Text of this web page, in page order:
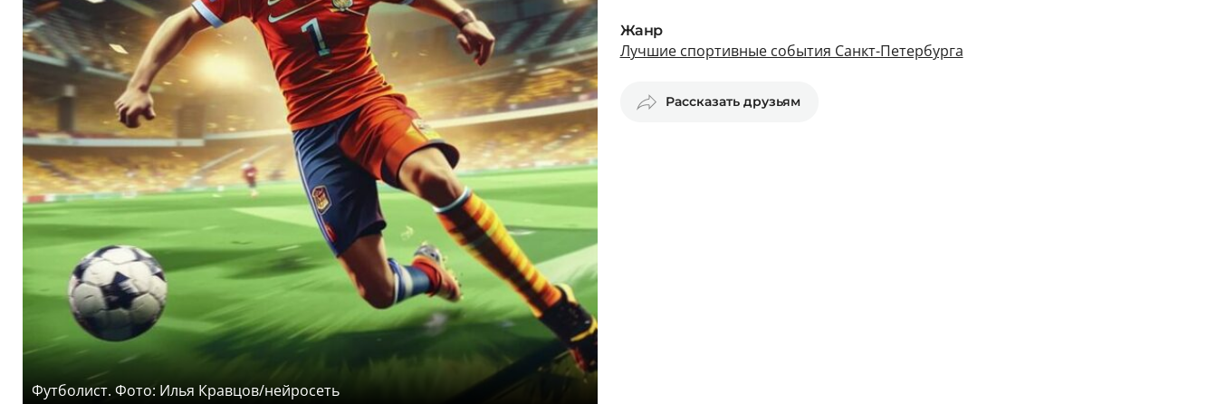
Футболист. Фото: Илья Кравцов/нейросеть
Жанр
Лучшие спортивные события Санкт-Петербурга
Рассказать друзьям